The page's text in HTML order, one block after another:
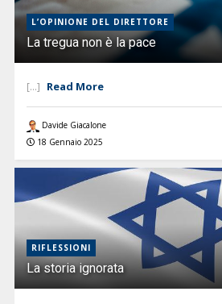
L’OPINIONE DEL DIRETTORE
La tregua non è la pace
[...] Read More
Davide Giacalone
18 Gennaio 2025
RIFLESSIONI
La storia ignorata